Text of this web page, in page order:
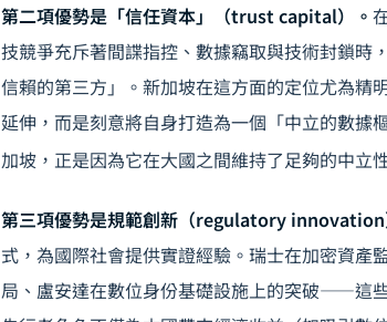
第二項優勢是「信任資本」（trust capital）。
技競爭充斥著間諜指控、數據竊取與技術封鎖時
信賴的第三方」。新加坡在這方面的定位尤為精
延伸，而是刻意將自身打造為一個「中立的數
加坡，正是因為它在大國之間維持了足夠的中立
第三項優勢是規範創新（regulatory innovation
式，為國際社會提供實證經驗。瑞士在加密資產
局、盧安達在數位身份基礎設施上的突破——這